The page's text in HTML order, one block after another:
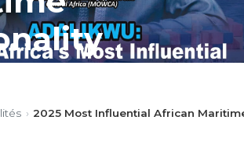
of MOWCA, who has been
› 2025 Most Influential African